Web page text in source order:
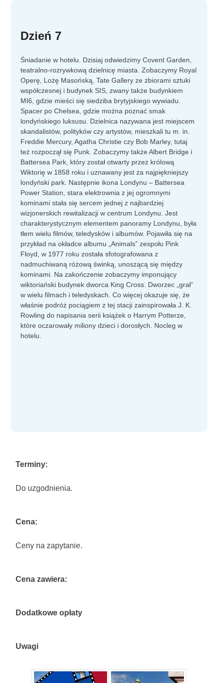
Dzień 7
Śniadanie w hotelu. Dzisiaj odwiedzimy Covent Garden,
teatralno-rozrywkową dzielnicę miasta. Zobaczymy Royal
Operę, Lożę Masońską, Tate Gallery ze zbiorami sztuki
współczesnej i budynek SIS, zwany także budynkiem
MI6, gdzie mieści się siedziba brytyjskiego wywiadu.
Spacer po Chelsea, gdzie można poznać smak
londyńskiego luksusu. Dzielnica nazywana jest miejscem
skandalistów, polityków czy artystów, mieszkali tu m. in.
Freddie Mercury, Agatha Christie czy Bob Marley, tutaj
też rozpoczął się Punk. Zobaczymy także Albert Bridge i
Battersea Park, który został otwarty przez królową
Wiktorię w 1858 roku i uznawany jest za najpiękniejszy
londyński park. Następnie ikona Londynu – Battersea
Power Station, stara elektrownia z jej ogromnymi
kominami stała się sercem jednej z najbardziej
wizjonerskich rewitalizacji w centrum Londynu. Jest
charakterystycznym elementem panoramy Londynu, była
tłem wielu filmów, teledysków i albumów. Pojawiła się na
przykład na okładce albumu „Animals” zespołu Pink
Floyd, w 1977 roku została sfotografowana z
nadmuchiwaną różową świnką, unoszącą się między
kominami. Na zakończenie zobaczymy imponujący
wiktoriański budynek dworca King Cross. Dworzec „grał”
w wielu filmach i teledyskach. Co więcej okazuje się, że
właśnie podróż pociągiem z tej stacji zainspirowała J. K.
Rowling do napisania serii książek o Harrym Potterze,
które oczarowały miliony dzieci i dorosłych. Nocleg w
hotelu.
Terminy:
Do uzgodnienia.
Cena:
Ceny na zapytanie.
Cena zawiera:
Dodatkowe opłaty
Uwagi